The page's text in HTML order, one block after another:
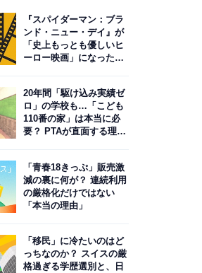
『スパイダーマン：ブラ
ンド・ニュー・デイ』が
「史上もっとも優しいヒ
ーロー映画」になった理
20年間「駆け込み実績ゼ
ロ」の学校も…「こども
110番の家」は本当に必
要？ PTAが直面する理想
「青春18きっぷ」販売激
減の裏に何が？ 連続利用
の厳格化だけではない
「本当の理由」
「移民」に冷たいのはど
っちなのか？ スイスの厳
格過ぎる学歴選別と、日